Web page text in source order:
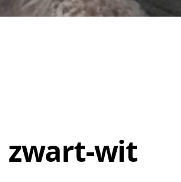
zwart-wit